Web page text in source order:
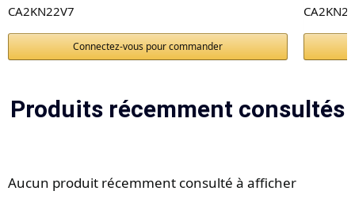
CA2KN22V7
Connectez-vous pour commander
Produits récemment consultés
Aucun produit récemment consulté à afficher